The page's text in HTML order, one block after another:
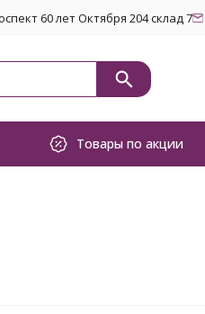
60 лет Октября 204 склад 7
Товары по акции